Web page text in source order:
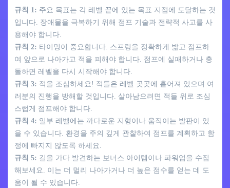
규칙 1: 주요 목표는 각 레벨 끝에 있는 목표 지점에 도달하는 것
입니다. 장애물을 극복하기 위해 점프 기술과 전략적 사고를 사
용해야 합니다.
규칙 2: 타이밍이 중요합니다. 스프링을 정확하게 밟고 점프하
여 앞으로 나아가고 적을 피해야 합니다. 점프에 실패하거나 충
돌하면 레벨을 다시 시작해야 합니다.
규칙 3: 적을 조심하세요! 적들은 레벨 곳곳에 흩어져 있으며 여
러분의 진행을 방해할 것입니다. 살아남으려면 적들 위로 조심
스럽게 점프해야 합니다.
규칙 4: 일부 레벨에는 까다로운 지형이나 움직이는 발판이 있
을 수 있습니다. 환경을 주의 깊게 관찰하여 점프를 계획하고 함
정에 빠지지 않도록 하세요.
규칙 5: 길을 가다 발견하는 보너스 아이템이나 파워업을 수집
해보세요. 이는 더 멀리 나아가거나 더 높은 점수를 얻는 데 도
움이 될 수 있습니다.